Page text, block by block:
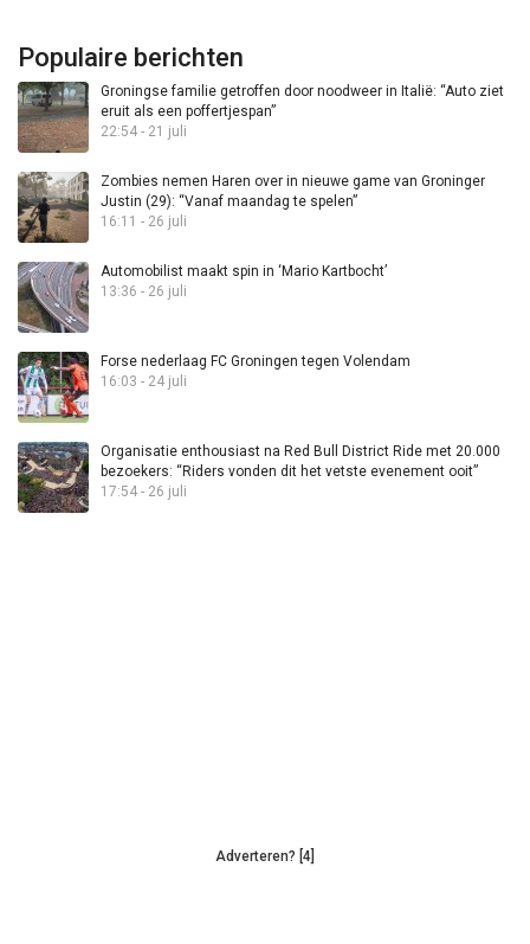
Populaire berichten
Groningse familie getroffen door noodweer in Italië: “Auto ziet
eruit als een poffertjespan”
22:54 - 21 juli
Zombies nemen Haren over in nieuwe game van Groninger
Justin (29): “Vanaf maandag te spelen”
16:11 - 26 juli
Automobilist maakt spin in ‘Mario Kartbocht’
13:36 - 26 juli
Forse nederlaag FC Groningen tegen Volendam
16:03 - 24 juli
Organisatie enthousiast na Red Bull District Ride met 20.000
bezoekers: “Riders vonden dit het vetste evenement ooit”
17:54 - 26 juli
Adverteren? [4]